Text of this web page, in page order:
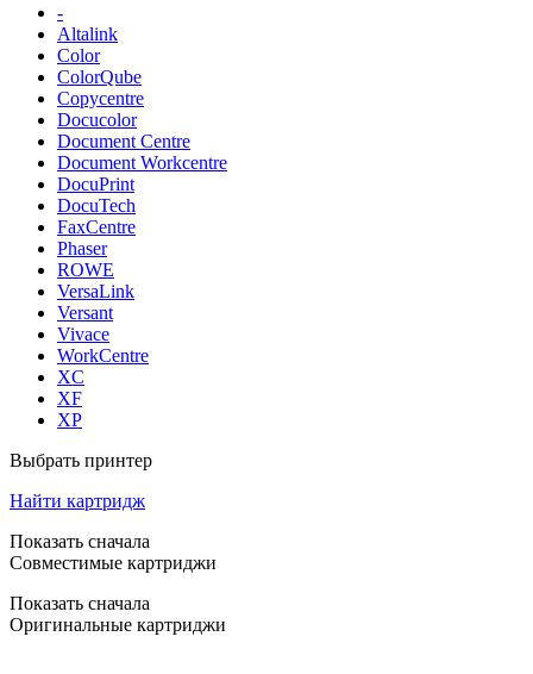
-
Altalink
Color
ColorQube
Copycentre
Docucolor
Document Centre
Document Workcentre
DocuPrint
DocuTech
FaxCentre
Phaser
ROWE
VersaLink
Versant
Vivace
WorkCentre
XC
XF
XP
Выбрать принтер
Найти картридж
Показать сначала
Совместимые картриджи
Показать сначала
Оригинальные картриджи